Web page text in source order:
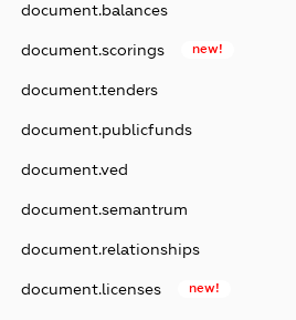
document.balances
document.scorings new!
document.tenders
document.publicfunds
document.ved
document.semantrum
document.relationships
document.licenses new!